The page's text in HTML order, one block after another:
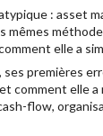
: asset
mêmes
elle a
premières
comment elle
flow,